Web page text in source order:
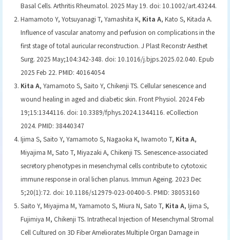
Basal Cells. Arthritis Rheumatol. 2025 May 19. doi: 10.1002/art.43244.
Hamamoto Y, Yotsuyanagi T, Yamashita K, Kita A, Kato S, Kitada A.
Influence of vascular anatomy and perfusion on complications in the
first stage of total auricular reconstruction. J Plast Reconstr Aesthet
Surg. 2025 May;104:342-348. doi: 10.1016/j.bjps.2025.02.040. Epub
2025 Feb 22. PMID: 40164054
Kita A, Yamamoto S, Saito Y, Chikenji TS. Cellular senescence and
wound healing in aged and diabetic skin. Front Physiol. 2024 Feb
19;15:1344116. doi: 10.3389/fphys.2024.1344116. eCollection
2024. PMID: 38440347
Ijima S, Saito Y, Yamamoto S, Nagaoka K, Iwamoto T, Kita A,
Miyajima M, Sato T, Miyazaki A, Chikenji TS. Senescence-associated
secretory phenotypes in mesenchymal cells contribute to cytotoxic
immune response in oral lichen planus. Immun Ageing. 2023 Dec
5;20(1):72. doi: 10.1186/s12979-023-00400-5. PMID: 38053160
Saito Y, Miyajima M, Yamamoto S, Miura N, Sato T, Kita A, Ijima S,
Fujimiya M, Chikenji TS. Intrathecal Injection of Mesenchymal Stromal
Cell Cultured on 3D Fiber Ameliorates Multiple Organ Damage in